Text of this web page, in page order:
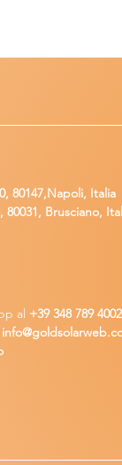
80147,Napoli, Italia
80031, Brusciano,
al +39 348 789 4002
info@goldsolarwe